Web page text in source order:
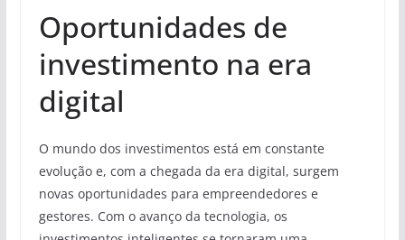
Oportunidades de
investimento na era
digital
O mundo dos investimentos está em constante
evolução e, com a chegada da era digital, surgem
novas oportunidades para empreendedores e
gestores. Com o avanço da tecnologia, os